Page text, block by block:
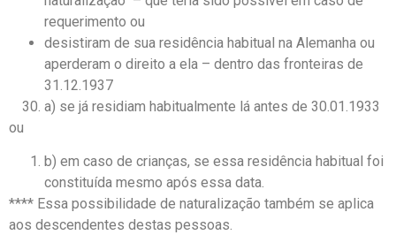
requerimento ou
desistiram de sua residência habitual na Alemanha ou
aperderam o direito a ela – dentro das fronteiras de
31.12.1937
a) se já residiam habitualmente lá antes de 30.01.1933
ou
b) em caso de crianças, se essa residência habitual foi
constituída mesmo após essa data.
**** Essa possibilidade de naturalização também se aplica
aos descendentes destas pessoas.